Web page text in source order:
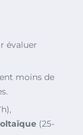
évaluer
moins de
(25-